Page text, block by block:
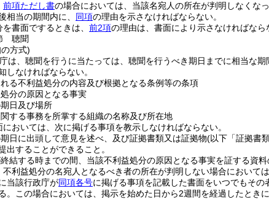
前項ただし書の場合においては、当該名宛人の所在が判明しなくな
相当の期間内に、 同項の理由を示さなければならない。
書面でするときは、 前2項の理由は、書面により示さなければなら
聴聞
方式)
は、聴聞を行うに当たっては、聴聞を行うべき期日までに相当な
しなければならない。
る不利益処分の内容及び根拠となる条例等の条項
分の原因となる事実
日及び場所
する事務を所掌する組織の名称及び所在地
においては、次に掲げる事項を教示しなければならない。
日に出頭して意見を述べ、及び証拠書類又は証拠物(以下「証拠書
出することができること。
結する時までの間、当該不利益処分の原因となる事実を証する資料
利益処分の名宛人となるべき者の所在が判明しない場合においては
当該行政庁が同項各号に掲げる事項を記載した書面をいつでもそ
。
この場合においては、掲示を始めた日から2週間を経過したとき